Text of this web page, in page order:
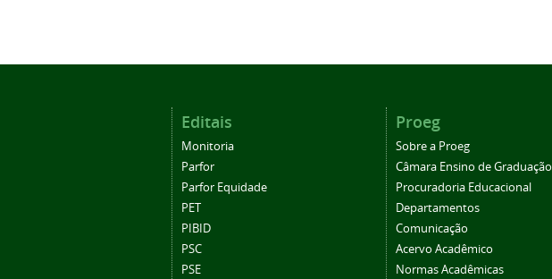
Editais
Monitoria
Parfor
Parfor Equidade
PET
PIBID
PSC
PSE
Proeg
Sobre a Proeg
Câmara Ensino de Graduação
Procuradoria Educacional
Departamentos
Comunicação
Acervo Acadêmico
Normas Acadêmicas